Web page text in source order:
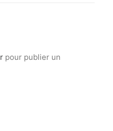
pour publier un